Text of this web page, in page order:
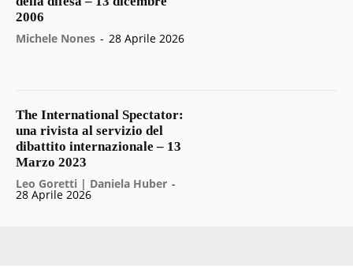
2006
Michele Nones - 28 Aprile 2026
The International Spectator:
una rivista al servizio del
dibattito internazionale – 13
Marzo 2023
Leo Goretti | Daniela Huber -
28 Aprile 2026